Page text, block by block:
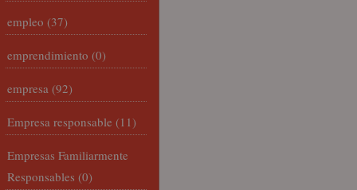
empleo (37)
emprendimiento (0)
empresa (92)
Empresa responsable (11)
Empresas Familiarmente
Responsables (0)